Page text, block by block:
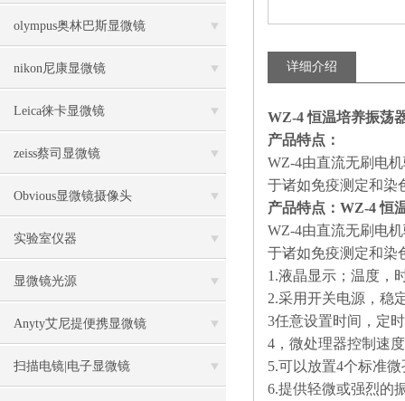
olympus奥林巴斯显微镜
nikon尼康显微镜
Leica徕卡显微镜
zeiss蔡司显微镜
Obvious显微镜摄像头
实验室仪器
显微镜光源
Anyty艾尼提便携显微镜
扫描电镜|电子显微镜
详细介绍
WZ-4 恒温培养振荡
产品特点：
WZ-4由直流无刷电
于诸如免疫测定和染
产品特点： WZ-4 恒
WZ-4由直流无刷电
于诸如免疫测定和染
1.液晶显示；温度，
2.采用开关电源，稳
3任意设置时间，定
4，微处理器控制速
5.可以放置4个标准
6.提供轻微或强烈的